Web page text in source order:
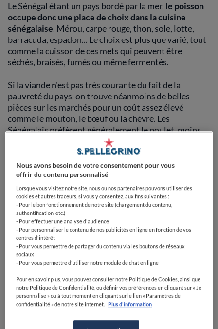
Le Sénégal étant un pays bordé par la mer, le poisson
occupe donc une place de choix dans la cuisine
sénégalaise. Mérou, carpe rouge, thon, sole, lotte,
barracuda, espadon... Le choix est plus que varié, tout
comme la cuisson de ces mets qui peuvent être
séchés, braisés, fumés ou même fermentés.
Si la viande n'est pas très courante du fait de la
pauvreté du pays, on trouve néanmoins de belles
pièces sur les marchés pour un coût assez élevé
comme le mouton, le bœuf ou la chèvre. Les
Sénégalais préfèrent généralement le poulet, moins
onéreux que les autres viandes.
De nombreux plats sénégalais contiennent également
des céréales comme du mil, du fonio ou du riz.
La cuisine sénégalaise comporte aussi beaucoup de
légumescomme la tomate, le chou, la carotte,
l'aubergine, ou des légumes moins habituels comme
les gombos (légume vert et fibreux), les niébés
(haricots) ou des racines de manioc.
Enfin,les fruits font partie intégrante du paysage
avec des délicieuses mangues jaunes ou vertes,
mandarines, dattes, papayes, goyaves, noix de coco,
ananas, bananes plantains ou avocats. Les plats
sénégalais utilisent également beaucoup d’arachides
(cacahuètes sous toutes les formes).
Nous avons besoin de votre consentement pour vous
offrir du contenu personnalisé
Lorsque vous visitez notre site, nous ou nos partenaires pouvons utiliser des
cookies et autres traceurs, si vous y consentez, aux fins suivantes :
- Pour le bon fonctionnement de notre site (chargement du contenu,
authentification, etc.)
- Pour effectuer une analyse d'audience
- Pour personnaliser le contenu de nos publicités en ligne en fonction de vos
centres d'intérêt
- Pour vous permettre de partager du contenu via les boutons de réseaux
sociaux
- Pour vous permettre d'utiliser notre module de chat en ligne
Pour en savoir plus, vous pouvez consulter notre Politique de Cookies, ainsi que
notre Politique de Confidentialité, ou définir vos préférences en cliquant sur « Je
personnalise » ou à tout moment en cliquant sur le lien « Paramètres de
confidentialité » de notre site internet.
Plus d'information